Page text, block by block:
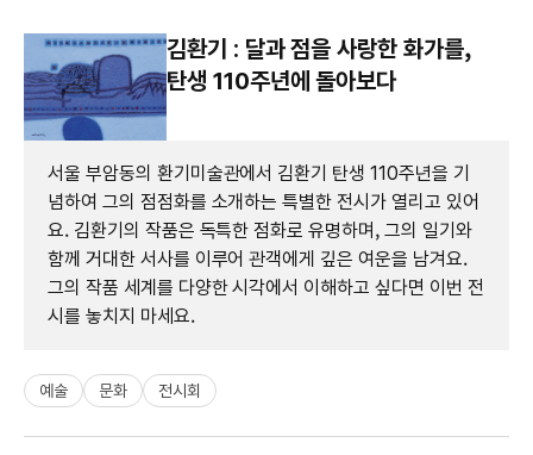
김환기 : 달과 점을 사랑한 화가를,
탄생 110주년에 돌아보다
서울 부암동의 환기미술관에서 김환기 탄생 110주년을 기
념하여 그의 점점화를 소개하는 특별한 전시가 열리고 있어
요. 김환기의 작품은 독특한 점화로 유명하며, 그의 일기와
함께 거대한 서사를 이루어 관객에게 깊은 여운을 남겨요.
그의 작품 세계를 다양한 시각에서 이해하고 싶다면 이번 전
시를 놓치지 마세요.
예술 문화 전시회